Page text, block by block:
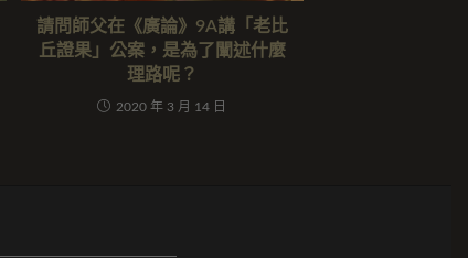
請問師父在《廣論》9A講「老比
丘證果」公案，是為了闡述什麼
理路呢？
2020 年 3 月 14 日